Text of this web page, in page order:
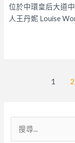
位於中環皇后大道
人王丹妮 Louise
1 2